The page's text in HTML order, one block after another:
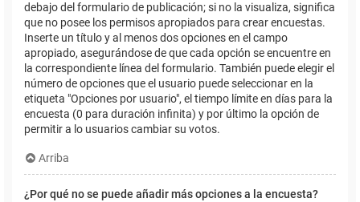
debajo del formulario de publicación; si no la visualiza, significa
que no posee los permisos apropiados para crear encuestas.
Inserte un título y al menos dos opciones en el campo
apropiado, asegurándose de que cada opción se encuentre en
la correspondiente línea del formulario. También puede elegir el
número de opciones que el usuario puede seleccionar en la
etiqueta "Opciones por usuario", el tiempo límite en días para la
encuesta (0 para duración infinita) y por último la opción de
permitir a lo usuarios cambiar su votos.
Arriba
¿Por qué no se puede añadir más opciones a la encuesta?